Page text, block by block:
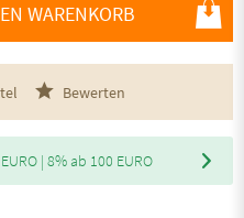
WARENKORB
Bewerten
| 8% ab 100 EURO